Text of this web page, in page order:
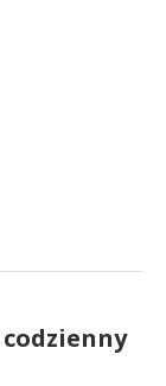
codzienny